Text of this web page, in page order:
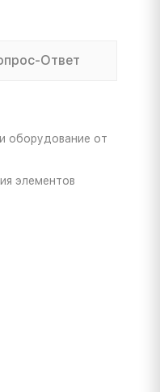
Ответ
оборудование от
элементов